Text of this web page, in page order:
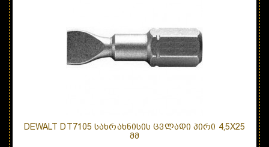
DEWALT DT7105 ᲡᲐᲮᲠᲐᲮᲜᲘᲡᲘᲡ ᲪᲕᲚᲐᲓᲘ ᲞᲘᲠᲘ 4,5X25
ᲛᲛ